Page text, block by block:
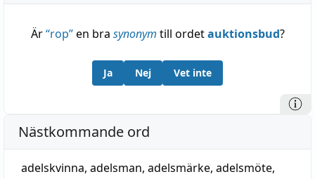
Är“rop”en bra synonym till ordetauktionsbud?
Ja Nej Vet inte
Nästkommande ord
adelskvinna, adelsman, adelsmärke, adelsmöte,